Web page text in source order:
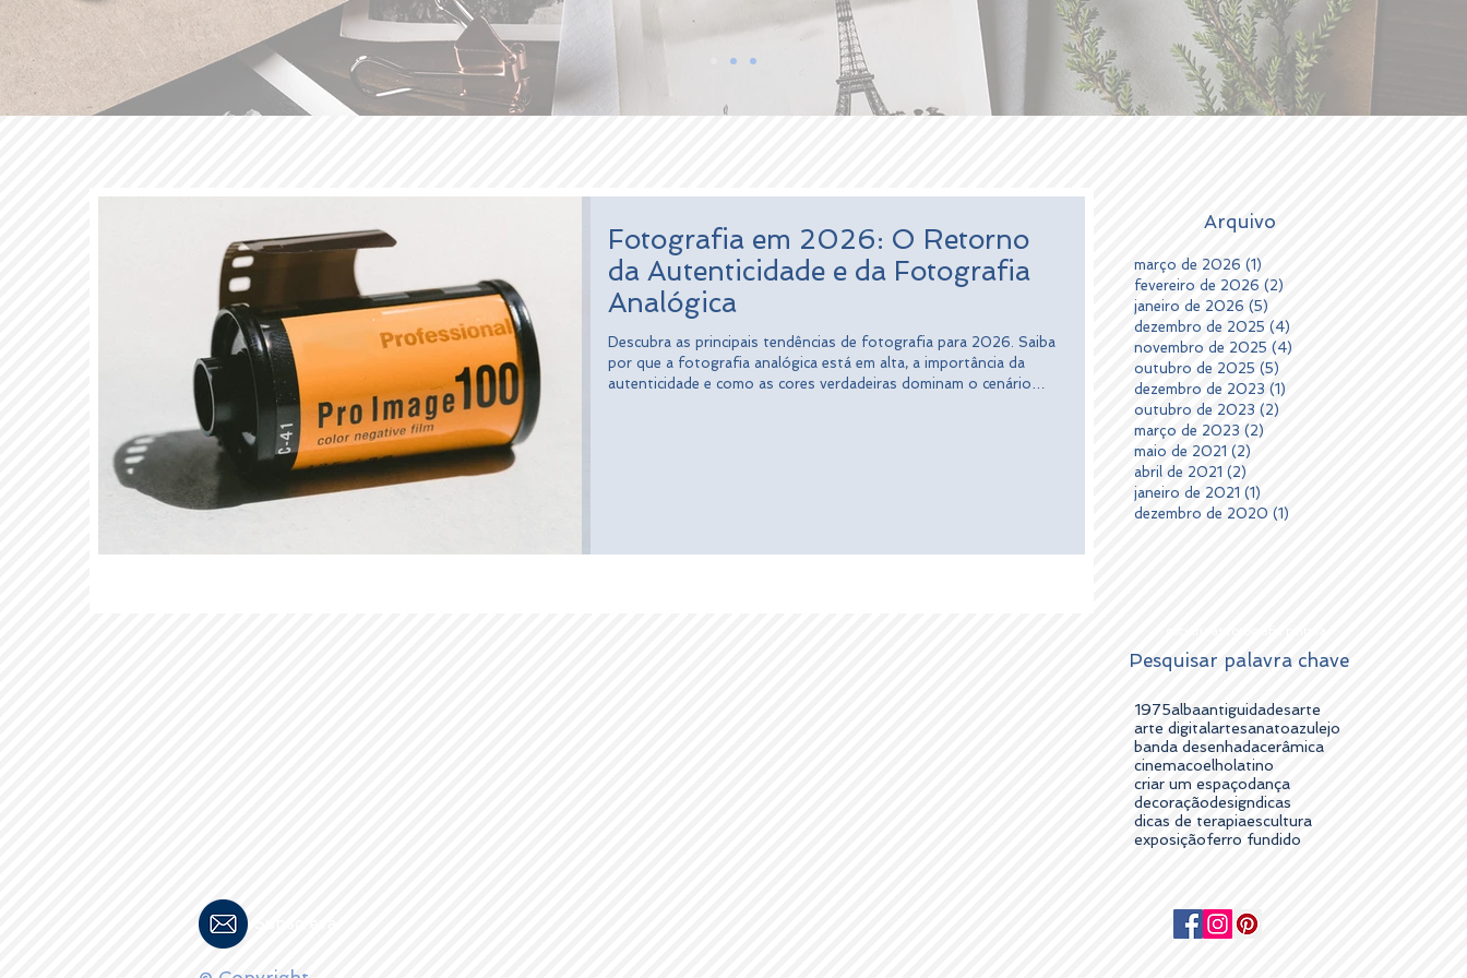
Fotografia em 2026: O Retorno
da Autenticidade e da Fotografia
Analógica
Descubra as principais tendências de fotografia para 2026. Saiba
por que a fotografia analógica está em alta, a importância da
autenticidade e como as cores verdadeiras dominam o cenário
Arquivo
março de 2026 (1)
fevereiro de 2026 (2)
janeiro de 2026 (5)
dezembro de 2025 (4)
novembro de 2025 (4)
outubro de 2025 (5)
dezembro de 2023 (1)
outubro de 2023 (2)
março de 2023 (2)
maio de 2021 (2)
abril de 2021 (2)
janeiro de 2021 (1)
dezembro de 2020 (1)
Pesquisar palavra chave
1975albaantiguidadesarte
arte digitalartesanatoazulejo
banda desenhadacerâmica
cinemacoelholatino
criar um espaçodança
decoraçãodesigndicas
dicas de terapiaescultura
exposiçãoferro fundido